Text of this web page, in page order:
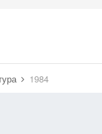
1984